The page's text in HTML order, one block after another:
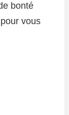
bonté
vous